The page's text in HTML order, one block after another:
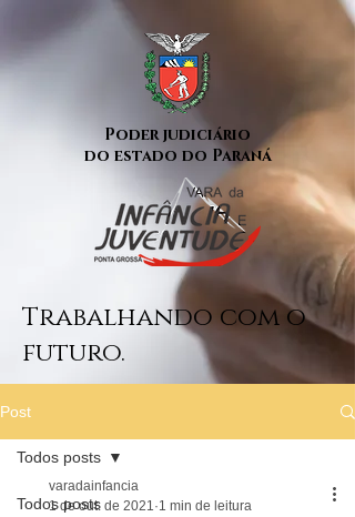
Poder judiciário
do estado do Paraná
Trabalhando com o
futuro.
Post
Todos posts
Todos posts
varadainfancia
1 de out. de 2021 1 min de leitura